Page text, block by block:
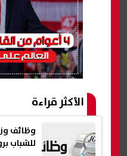
الأكثر قراءة
للشباب برواتب